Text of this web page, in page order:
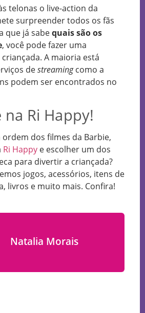
telonas o live-action da
surpreender todos os fãs
que já sabequais são os
, você pode fazer uma
A maioria está
destreamingcomo a
podem ser encontrados no
na Ri Happy!
dos filmes da Barbie,
Ri Happy e escolher um dos
para divertir a criançada?
jogos, acessórios, itens de
livros e muito mais. Confira!
Natalia Morais